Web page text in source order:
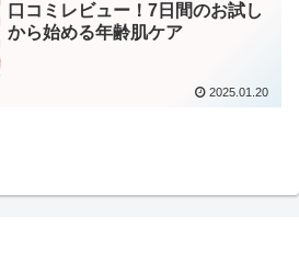
口コミレビュー！7日間のお試し
から始める年齢肌ケア
2025.01.20